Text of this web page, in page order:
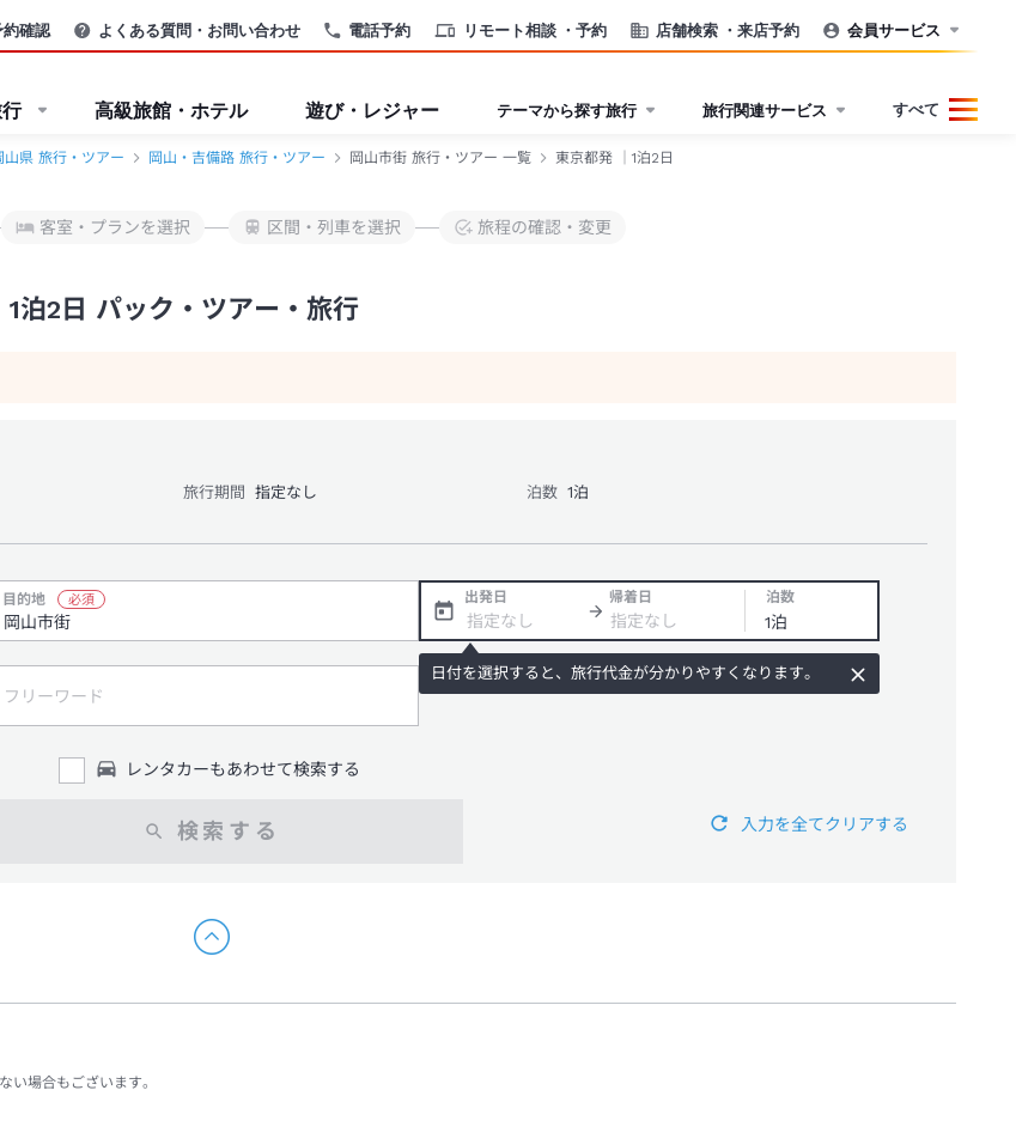
電話予約 リモート相談 ・予約 店舗検索 ・来店予約
約確認 よくある質問・お問い合わせ 会員サービス
高級旅館・ホテル 遊び・レジャー テーマから探す旅行 旅行関連サービス すべて
山県 旅行・ツアー 岡山・吉備路 旅行・ツアー 岡山市街 旅行・ツアー 一覧 東京都発 ｜1泊2日
客室・プランを選択 区間・列車を選択 旅程の確認・変更
泊2日 パック・ツアー・旅行
旅行期間 指定なし 泊数 1泊
目的地 出発日 帰着日 泊数
日付を選択すると、旅行代金が分かりやすくなります。
レンタカーもあわせて検索する
入力を全てクリアする
検索する
場合もございます。